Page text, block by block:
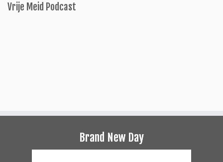
Vrije Meid Podcast
Brand New Day